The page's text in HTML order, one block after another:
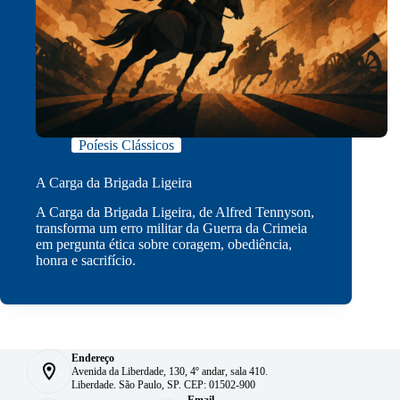
Poíesis Clássicos
A Carga da Brigada Ligeira
A Carga da Brigada Ligeira, de Alfred Tennyson,
transforma um erro militar da Guerra da Crimeia
em pergunta ética sobre coragem, obediência,
honra e sacrifício.
Endereço
Avenida da Liberdade, 130, 4º andar, sala 410.
Liberdade. São Paulo, SP. CEP: 01502-900